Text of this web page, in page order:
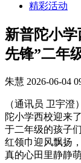
精彩活动
新普陀小
先锋”二年
朱慧 2026-06-04
（通讯员 卫宇
陀小学西校迎来
于二年级的孩子
红领巾迎风飘扬
真的心田里静静萌